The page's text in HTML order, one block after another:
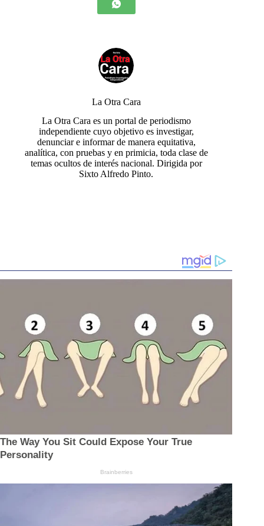
La Otra Cara
La Otra Cara es un portal de periodismo
independiente cuyo objetivo es investigar,
denunciar e informar de manera equitativa,
analítica, con pruebas y en primicia, toda clase de
temas ocultos de interés nacional. Dirigida por
Sixto Alfredo Pinto.